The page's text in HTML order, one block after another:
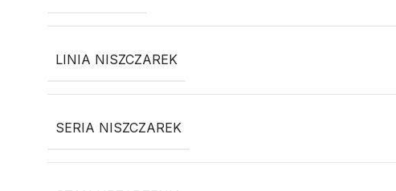
LINIA NISZCZAREK
SERIA NISZCZAREK